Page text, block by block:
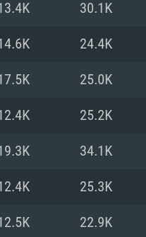
스템
30.1K
24.4K
25.0K
25.2K
34.1K
25.3K
22.9K